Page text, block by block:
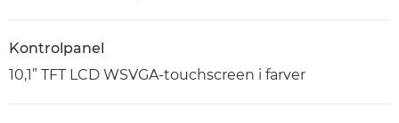
Kontrolpanel
10,1” TFT LCD WSVGA-touchscreen i farver